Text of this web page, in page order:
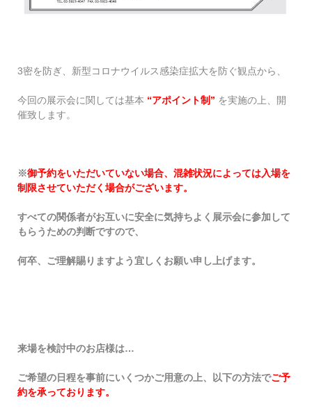
3密を防ぎ、新型コロナウイルス感染症拡大を防ぐ観点から、
今回の展示会に関しては基本 “アポイント制” を実施の上、開
催致します。
※御予約をいただいていない場合、混雑状況によっては入場を
制限させていただく場合がございます。
すべての関係者がお互いに安全に気持ちよく展示会に参加して
もらうための判断ですので、
何卒、ご理解賜りますよう宜しくお願い申し上げます。
来場を検討中のお店様は…
ご希望の日程を事前にいくつかご用意の上、以下の方法でご予
約を承っております。